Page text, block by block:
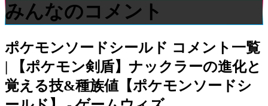
みんなのコメント
ポケモンソードシールド コメント一覧
| 【ポケモン剣盾】ナックラーの進化と
覚える技&種族値【ポケモンソードシ